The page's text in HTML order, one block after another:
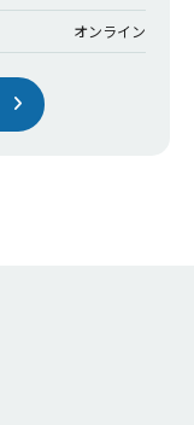
オンライン